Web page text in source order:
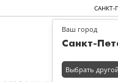
САНКТ-
Ваш город
Санкт-
Выбрать другой